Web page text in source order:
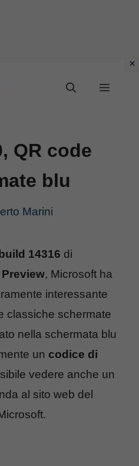
Menu
QR code
blu
Marini
14316 di
, Microsoft ha
interessante
classiche schermate
nella schermata blu
un codice di
vedere anche un
al sito web del